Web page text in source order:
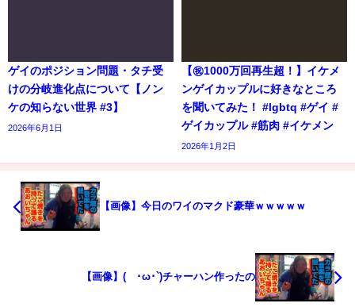
ゲイのポジション問題・タチ受
けの分岐進化点について【ノン
ケの知らない世界 #3】
2026年6月1日
【㊗️1000万回再生超！】イケメ
ンゲイカップルに好きなところ
を聞いてみた！ #lgbtq #ゲイ #
ゲイカップル #筋肉 #イケメン
2026年1月2日
【画像】今日のワイのマクド豪華ｗｗｗｗｗ
【画像】(´･ω･`)チャーハン作ったの